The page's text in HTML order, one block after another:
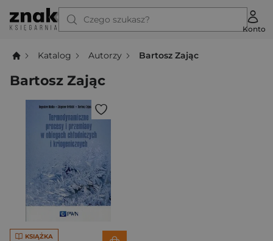
Czego szukasz?
Konto
Katalog Autorzy Bartosz Zając
Bartosz Zając
KSIĄŻKA